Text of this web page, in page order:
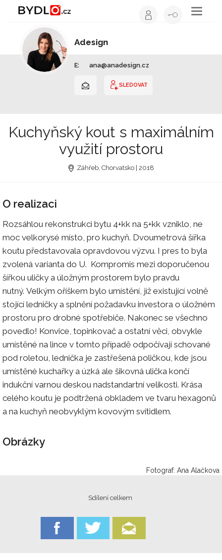
Toggle
Adesign
E: ana@anadesign.cz
SLEDOVAT
Kuchyňský kout s maximálním
využití prostoru
Záhřeb, Chorvatsko | 2018
O realizaci
Rozsáhlou rekonstrukci bytu 4+kk na 5+kk vzniklo, ne
moc velkorysé místo, pro kuchyň. Dvoumetrová šířka
koutu představovala opravdovou výzvu. I pres to byla
zvolená varianta do U. Kompromis mezi doporučenou
šířkou uličky a úložným prostorem bylo pravdu
nutný. Velkým oříškem bylo umístění, jíž existující volně
stojící ledničky a splnění požadavku investora o úložném
prostoru pro drobné spotřebiče. Nakonec se všechno
povedlo! Konvice, topinkovač a ostatní věci, obvykle
umístěné na lince v tomto případě odpočívají schované
pod roletou, lednička je zastřešená poličkou, kde jsou
umístěné kuchařky a úzká ale šikovná ulička končí
indukční varnou deskou nadstandartní velikosti. Krása
celého koutu je podtržená obkladem ve tvaru hexagonů
a na kuchyň neobvyklým kovovým svítidlem.
Obrázky
Fotograf: Ana Alačkova
Sdílení celkem